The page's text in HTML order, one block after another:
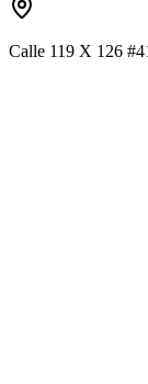
Calle 119 X 126